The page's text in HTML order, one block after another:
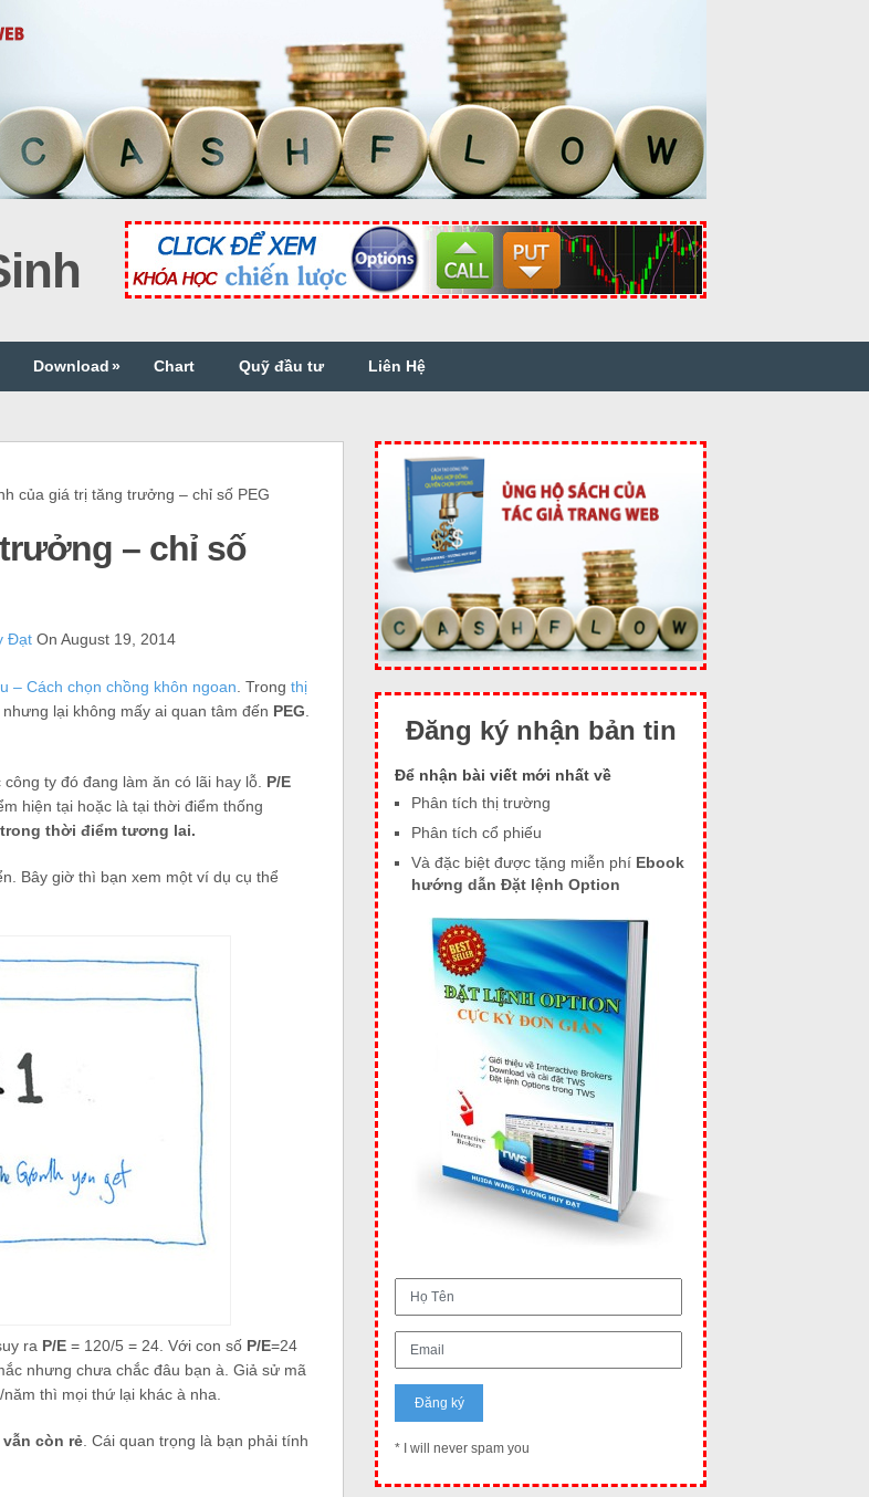
Download» Chart Quỹ đầu tư Liên Hệ
giá trị tăng trưởng – chỉ số PEG
– chỉ số
ĐạtOn August 19, 2014
– Cách chọn chồng khôn ngoan . Trong thị
lại không mấy ai quan tâm đến PEG
ty đó đang làm ăn có lãi hay lỗ. P/E
hiện tại hoặc là tại thời điểm thống
thời điểm tương lai.
Bây giờ thì bạn xem một ví dụ cụ thể
ra P/E= 120/5 = 24. Với con số P/E=24
nhưng chưa chắc đâu bạn à. Giả sử mã
thì mọi thứ lại khác à nha.
còn rẻ. Cái quan trọng là bạn phải tính
Đăng ký nhận bản tin
Để nhận bài viết mới nhất về
Phân tích thị trường
Phân tích cổ phiếu
Và đặc biệt được tặng miễn phí Ebook
hướng dẫn Đặt lệnh Option
* I will never spam you